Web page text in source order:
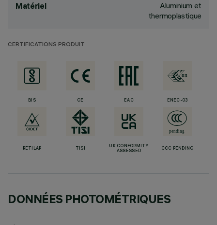
Matériel
Aluminium et
thermoplastique
CERTIFICATIONS PRODUIT
BIS CE EAC ENEC-03
RETILAP TISI
UK CONFORMITY
ASSESSED
CCC PENDING
DONNÉES PHOTOMÉTRIQUES